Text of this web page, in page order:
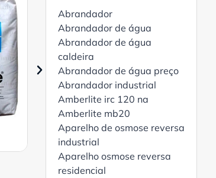
Abrandador
Abrandador de água
Abrandador de água
caldeira
Abrandador de água preço
Abrandador industrial
Amberlite irc 120 na
Amberlite mb20
Aparelho de osmose reversa
industrial
Aparelho osmose reversa
residencial